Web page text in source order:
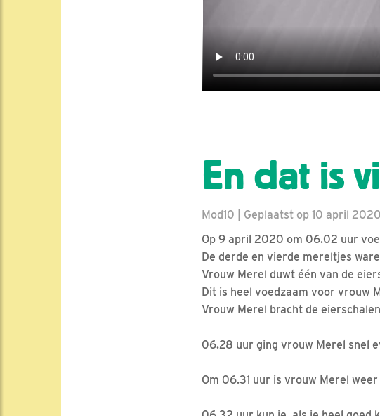
En dat is
Mod10 | Geplaatst op 10 april
Op 9 april 2020 om 06.02 uur
De derde en vierde mereltjes
Vrouw Merel duwt één van de
Dit is heel voedzaam voor vrouw
Vrouw Merel bracht de
06.28 uur ging vrouw Merel snel
Om 06.31 uur is vrouw Merel